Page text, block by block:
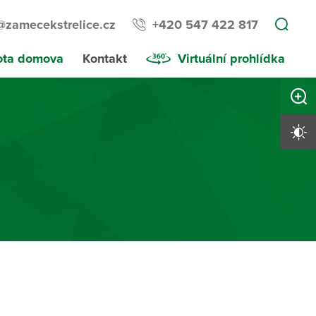
+420 547 422 817
domova Kontakt Virtuální prohlídka